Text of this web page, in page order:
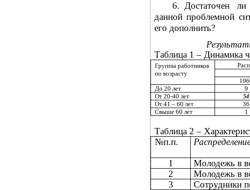
6.
Достаточен
данной проблемной
его дополнить?
Таблица 1 – Динамика
Группы работников
по возрасту
До 20 лет
9
От 20-40 лет
54
От 41 – 60 лет
36
Свыше 60 лет
1
Таблица 2 –
№п.п.
1 Молодежь в
2
Молодежь в
3
Сотрудники